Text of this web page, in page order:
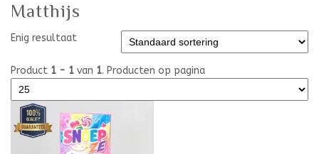
Matthijs
Enig resultaat
Product 1 - 1 van 1. Producten op pagina